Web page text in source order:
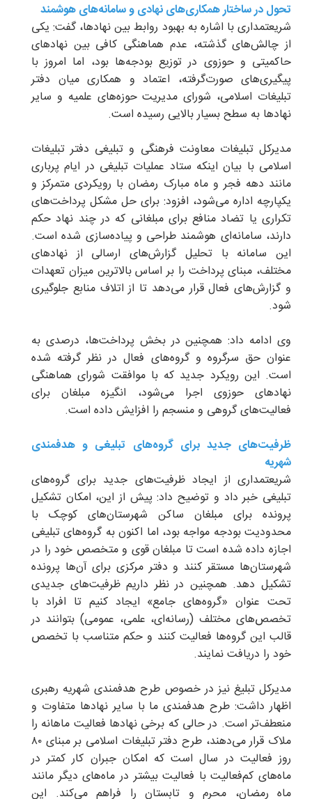
تحول در ساختار همکاری‌های نهادی و سامانه‌های هوشمند
شریعتمداری با اشاره به بهبود روابط بین نهادها، گفت: یکی
از چالش‌های گذشته، عدم هماهنگی کافی بین نهادهای
حاکمیتی و حوزوی در توزیع بودجه‌ها بود، اما امروز با
پیگیری‌های صورت‌گرفته، اعتماد و همکاری میان دفتر
تبلیغات اسلامی، شورای مدیریت حوزه‌های علمیه و سایر
نهادها به سطح بسیار بالایی رسیده است.
مدیرکل تبلیغات معاونت فرهنگی و تبلیغی دفتر تبلیغات
اسلامی با بیان اینکه ستاد عملیات تبلیغی در ایام پرباری
مانند دهه فجر و ماه مبارک رمضان با رویکردی متمرکز و
یکپارچه اداره می‌شود، افزود: برای حل مشکل پرداخت‌های
تکراری یا تضاد منافع برای مبلغانی که در چند نهاد حکم
دارند، سامانه‌ای هوشمند طراحی و پیاده‌سازی شده است.
این سامانه با تحلیل گزارش‌های ارسالی از نهادهای
مختلف، مبنای پرداخت را بر اساس بالاترین میزان تعهدات
و گزارش‌های فعال قرار می‌دهد تا از اتلاف منابع جلوگیری
شود.
وی ادامه داد: همچنین در بخش پرداخت‌ها، درصدی به
عنوان حق سرگروه و گروه‌های فعال در نظر گرفته شده
است. این رویکرد جدید که با موافقت شورای هماهنگی
نهادهای حوزوی اجرا می‌شود، انگیزه مبلغان برای
فعالیت‌های گروهی و منسجم را افزایش داده است.
ظرفیت‌های جدید برای گروه‌های تبلیغی و هدفمندی
شهریه
شریعتمداری از ایجاد ظرفیت‌های جدید برای گروه‌های
تبلیغی خبر داد و توضیح داد: پیش از این، امکان تشکیل
پرونده برای مبلغان ساکن شهرستان‌های کوچک با
محدودیت بودجه مواجه بود، اما اکنون به گروه‌های تبلیغی
اجازه داده شده است تا مبلغان قوی و متخصص خود را در
شهرستان‌ها مستقر کنند و دفتر مرکزی برای آن‌ها پرونده
تشکیل دهد. همچنین در نظر داریم ظرفیت‌های جدیدی
تحت عنوان «گروه‌های جامع» ایجاد کنیم تا افراد با
تخصص‌های مختلف (رسانه‌ای، علمی، عمومی) بتوانند در
قالب این گروه‌ها فعالیت کنند و حکم متناسب با تخصص
خود را دریافت نمایند.
مدیرکل تبلیغ نیز در خصوص طرح هدفمندی شهریه رهبری
اظهار داشت: طرح هدفمندی ما با سایر نهادها متفاوت و
منعطف‌تر است. در حالی که برخی نهادها فعالیت ماهانه را
ملاک قرار می‌دهند، طرح دفتر تبلیغات اسلامی بر مبنای ۸۰
روز فعالیت در سال است که امکان جبران کار کمتر در
ماه‌های کم‌فعالیت با فعالیت بیشتر در ماه‌های دیگر مانند
ماه رمضان، محرم و تابستان را فراهم می‌کند. این